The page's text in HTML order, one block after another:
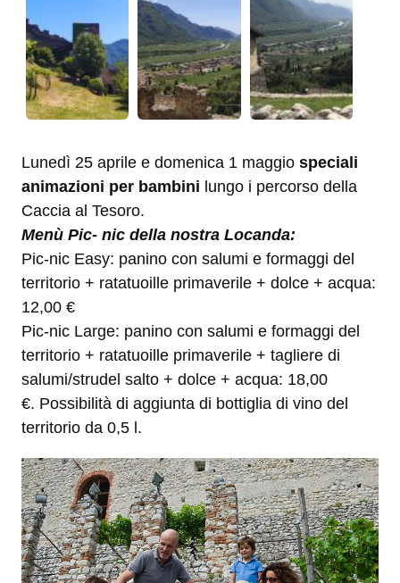
Lunedì 25 aprile e domenica 1 maggio speciali
animazioni per bambini lungo i percorso della
Caccia al Tesoro.
Menù Pic- nic della nostra Locanda:
Pic-nic Easy: panino con salumi e formaggi del
territorio + ratatuoille primaverile + dolce + acqua:
12,00 €
Pic-nic Large: panino con salumi e formaggi del
territorio + ratatuoille primaverile + tagliere di
salumi/strudel salto + dolce + acqua: 18,00
€. Possibilità di aggiunta di bottiglia di vino del
territorio da 0,5 l.